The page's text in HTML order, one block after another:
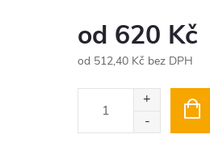
od 620 Kč
od 512,40 Kč bez DPH